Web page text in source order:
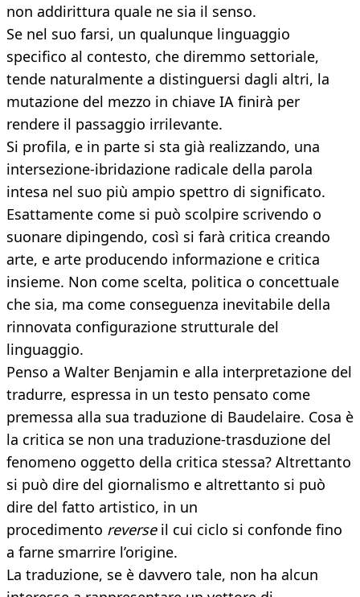
non addirittura quale ne sia il senso.
Se nel suo farsi, un qualunque linguaggio
specifico al contesto, che diremmo settoriale,
tende naturalmente a distinguersi dagli altri, la
mutazione del mezzo in chiave IA finirà per
rendere il passaggio irrilevante.
Si profila, e in parte si sta già realizzando, una
intersezione-ibridazione radicale della parola
intesa nel suo più ampio spettro di significato.
Esattamente come si può scolpire scrivendo o
suonare dipingendo, così si farà critica creando
arte, e arte producendo informazione e critica
insieme. Non come scelta, politica o concettuale
che sia, ma come conseguenza inevitabile della
rinnovata configurazione strutturale del
linguaggio.
Penso a Walter Benjamin e alla interpretazione del
tradurre, espressa in un testo pensato come
premessa alla sua traduzione di Baudelaire. Cosa è
la critica se non una traduzione-trasduzione del
fenomeno oggetto della critica stessa? Altrettanto
si può dire del giornalismo e altrettanto si può
dire del fatto artistico, in un
procedimento reverse il cui ciclo si confonde fino
a farne smarrire l’origine.
La traduzione, se è davvero tale, non ha alcun